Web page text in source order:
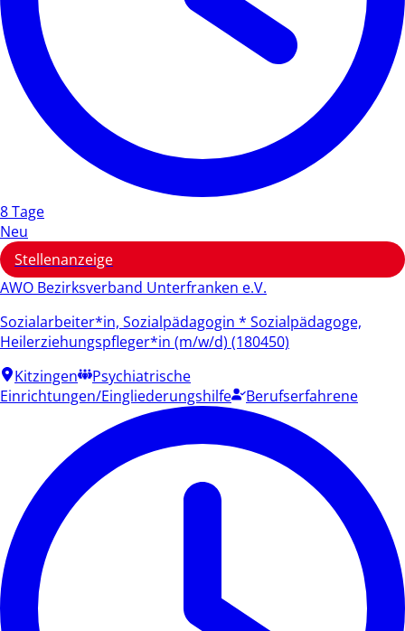
8 Tage
Neu
Stellenanzeige
AWO Bezirksverband Unterfranken e.V.
Sozialarbeiter*in, Sozialpädagogin * Sozialpädagoge,
Heilerziehungspfleger*in (m/w/d) (180450)
Kitzingen
Psychiatrische
Einrichtungen/Eingliederungshilfe
Berufserfahrene